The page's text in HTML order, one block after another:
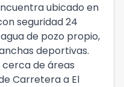
ubicado en
seguridad 24
de pozo propio,
deportivas.
cerca de áreas
Carretera a El